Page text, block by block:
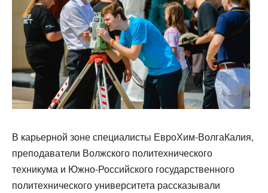
В карьерной зоне специалисты ЕвроХим-ВолгаКалия,
преподаватели Волжского политехнического
техникума и Южно-Российского государственного
политехнического университета рассказывали